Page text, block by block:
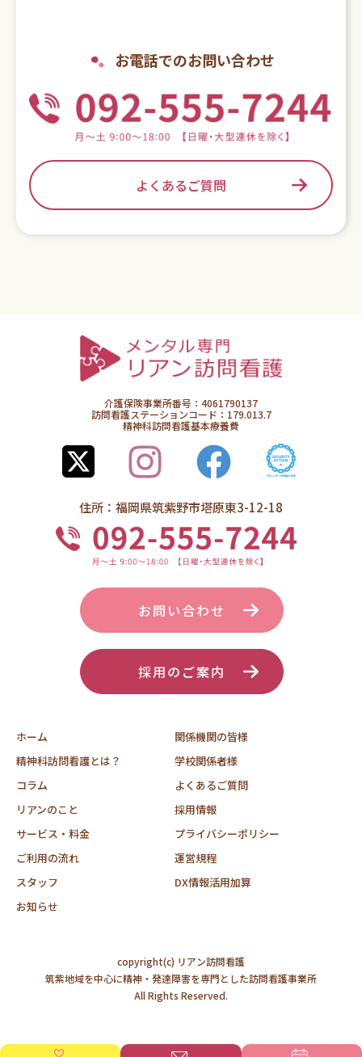
お電話でのお問い合わせ
よくあるご質問
介護保険事業所番号：4061790137
訪問看護ステーションコード：179.013.7
精神科訪問看護基本療養費
住所：福岡県筑紫野市塔原東3-12-18
ホーム
精神科訪問看護とは？
コラム
リアンのこと
サービス・料金
ご利用の流れ
スタッフ
お知らせ
関係機関の皆様
学校関係者様
よくあるご質問
採用情報
プライバシーポリシー
運営規程
DX情報活用加算
お問い合わせ
採用のご案内
copyright(c) リアン訪問看護
筑紫地域を中心に精神・発達障害を専門とした訪問看護事業所
All Rights Reserved.